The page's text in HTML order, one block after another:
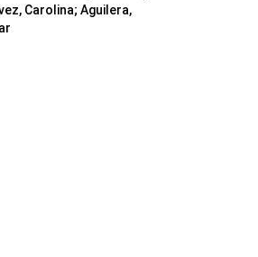
Carolina; Aguilera,